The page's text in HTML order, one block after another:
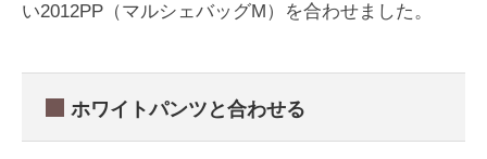
い2012PP（マルシェバッグM）を合わせました。
ホワイトパンツと合わせる